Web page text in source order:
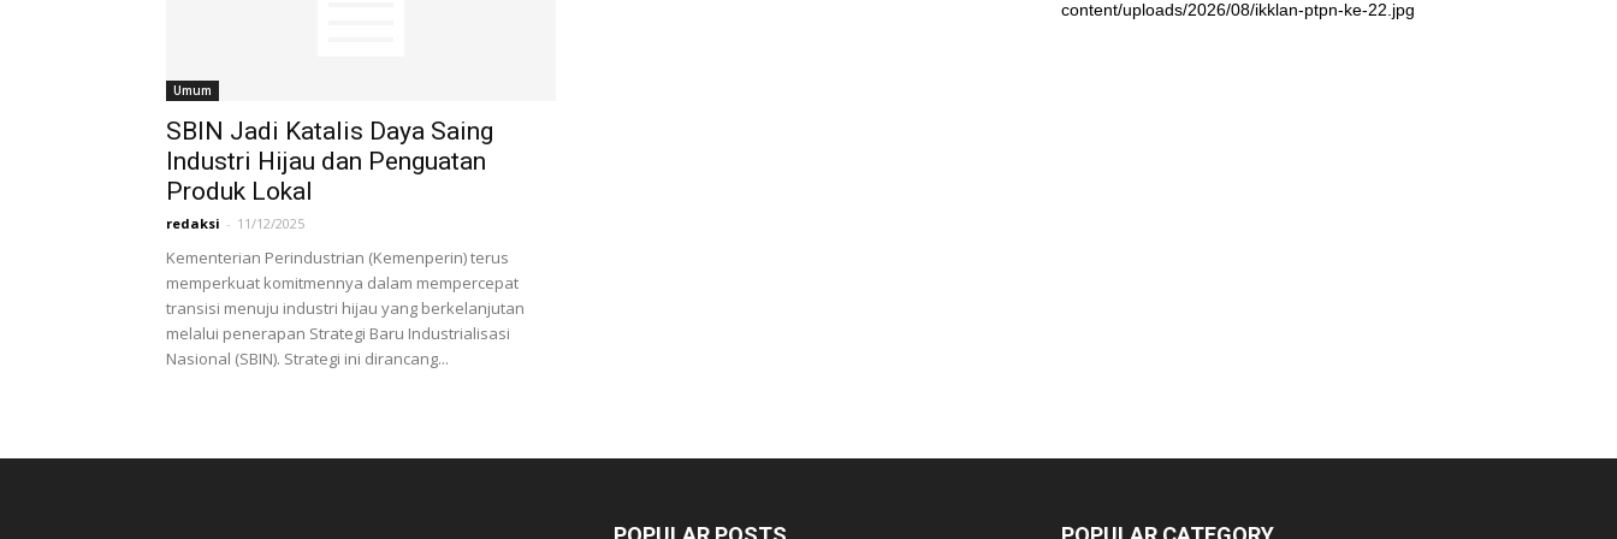
Umum
SBIN Jadi Katalis Daya Saing
Industri Hijau dan Penguatan
Produk Lokal
redaksi - 11/12/2025
Kementerian Perindustrian (Kemenperin) terus
memperkuat komitmennya dalam mempercepat
transisi menuju industri hijau yang berkelanjutan
melalui penerapan Strategi Baru Industrialisasi
Nasional (SBIN). Strategi ini dirancang...
content/uploads/2026/08/ikklan-ptpn-ke-22.jpg